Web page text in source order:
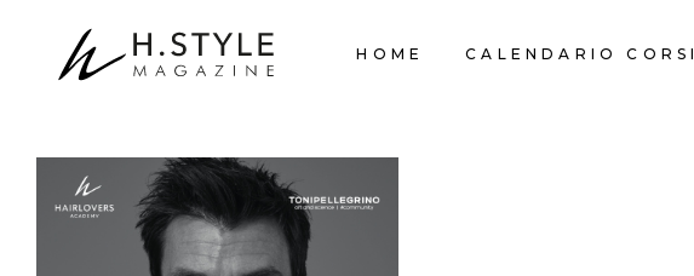
HOME CALENDARIO CORSI